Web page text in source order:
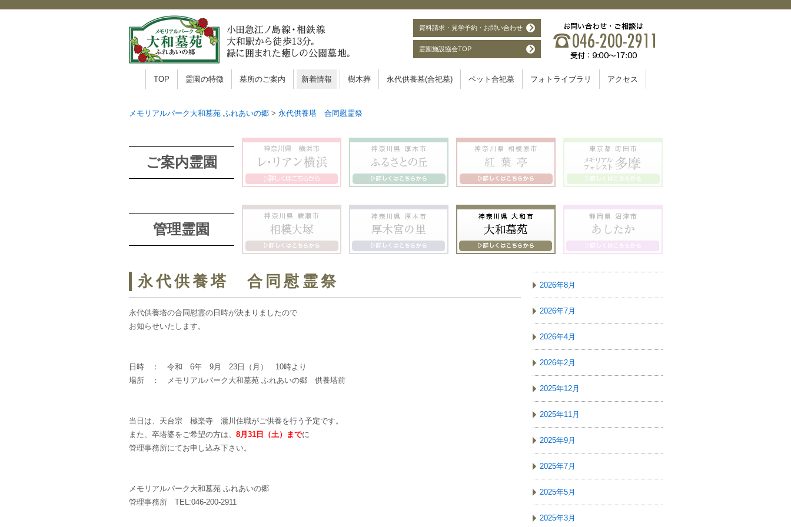
資料請求・見学予約・お問い合わせ
霊園施設協会TOP
TOP 霊園の特徴 墓所のご案内 新着情報 樹木葬 永代供養墓(合祀墓) ペット合祀墓 フォトライブラリ アクセス
メモリアルパーク大和墓苑 ふれあいの郷> 永代供養塔 合同慰霊祭
ご案内霊園
管理霊園
永代供養塔 合同慰霊祭
永代供養塔の合同慰霊の日時が決まりましたので
お知らせいたします。
日時 ： 令和 6年 9月 23日（月） 10時より
場所 ： メモリアルパーク大和墓苑 ふれあいの郷 供養塔前
当日は、天台宗 極楽寺 瀧川住職がご供養を行う予定です。
また、卒塔婆をご希望の方は、 8月31日（土）までに
管理事務所にてお申し込み下さい。
メモリアルパーク大和墓苑 ふれあいの郷
管理事務所 TEL:046-200-2911
2026年8月
2026年7月
2026年4月
2026年2月
2025年12月
2025年11月
2025年9月
2025年7月
2025年5月
2025年3月